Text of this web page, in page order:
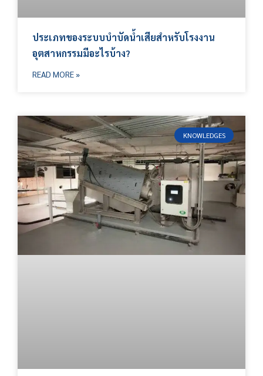
ประเภทของระบบบำบัดน้ำเสียสำหรับโรงงาน
อุตสาหกรรมมีอะไรบ้าง?
READ MORE »
KNOWLEDGES